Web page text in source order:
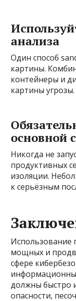
анализа
Один способ
картины.
контейнеры и
картины угрозы.
основной
Никогда не
продуктивных
изоляции.
к серьёзным
Использование
мощных и
сфере
должны быстро
опасности,